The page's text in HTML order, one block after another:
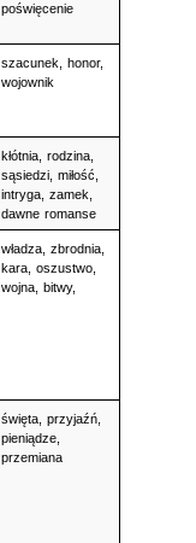
poświęcenie
szacunek, honor,
wojownik
kłótnia, rodzina,
sąsiedzi, miłość,
intryga, zamek,
dawne romanse
władza, zbrodnia,
kara, oszustwo,
wojna, bitwy,
święta, przyjaźń,
pieniądze,
przemiana